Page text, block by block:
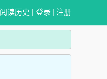
阅读历史 | 登录 | 注册